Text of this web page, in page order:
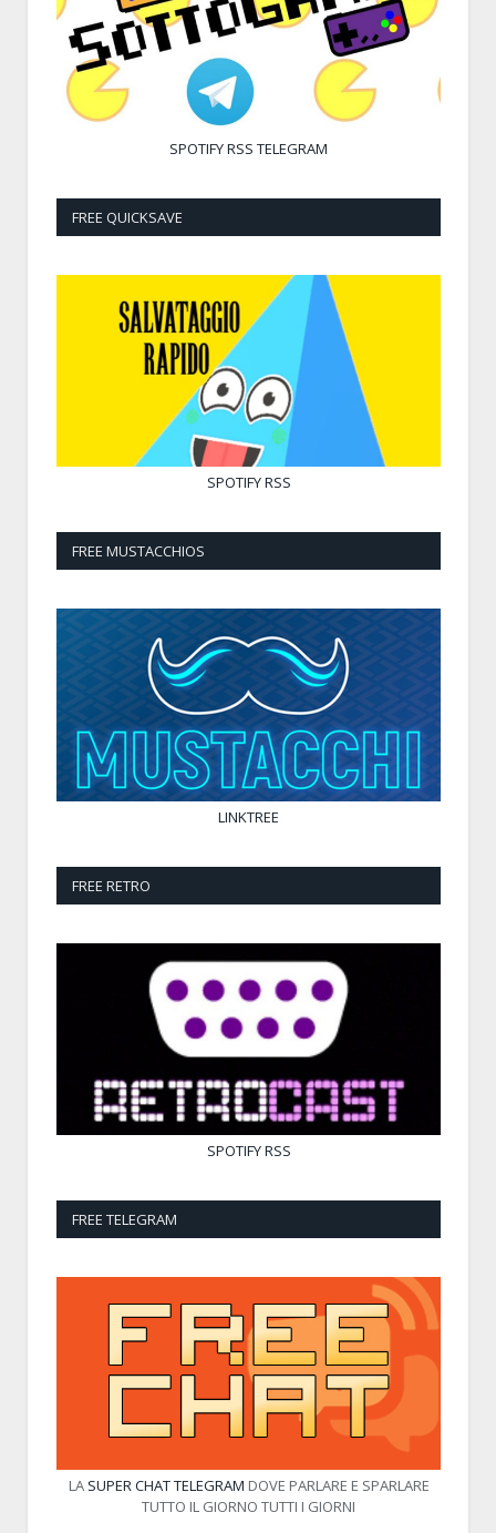
SPOTIFYRSS TELEGRAM
FREE QUICKSAVE
SPOTIFYRSS
FREE MUSTACCHIOS
LINKTREE
FREE RETRO
SPOTIFYRSS
FREE TELEGRAM
LA SUPER CHAT TELEGRAM DOVE PARLARE E SPARLARE
TUTTO IL GIORNO TUTTI I GIORNI